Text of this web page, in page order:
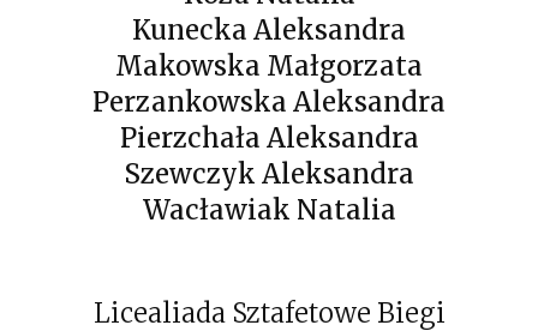
Kunecka Aleksandra
Makowska Małgorzata
Perzankowska Aleksandra
Pierzchała Aleksandra
Szewczyk Aleksandra
Wacławiak Natalia
Licealiada Sztafetowe Biegi